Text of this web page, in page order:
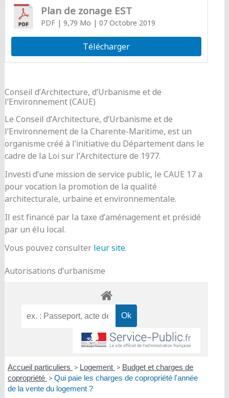
Plan de zonage EST
PDF| 9,79 Mo | 07 Octobre 2019
Télécharger
Conseil d’Architecture, d’Urbanisme et de
l’Environnement (CAUE)
Le Conseil d’Architecture, d’Urbanisme et de
l’Environnement de la Charente-Maritime, est un
organisme créé à l’initiative du Département dans le
cadre de la Loi sur l’Architecture de 1977.
Investi d’une mission de service public, le CAUE 17 a
pour vocation la promotion de la qualité
architecturale, urbaine et environnementale.
Il est financé par la taxe d’aménagement et présidé
par un élu local.
Vous pouvez consulter leur site.
Autorisations d’urbanisme
Accueil particuliers > Logement > Budget et charges de
copropriété > Qui paie les charges de copropriété l'année
de la vente du logement ?